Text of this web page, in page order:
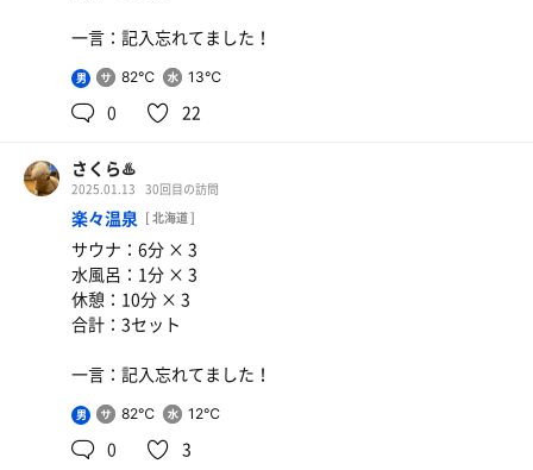
一言：記入忘れてました！
男 82℃ 13℃
0 22
さくら♨️
2025.01.13 30回目の訪問
楽々温泉 [ 北海道 ]
サウナ：6分 × 3
水風呂：1分 × 3
休憩：10分 × 3
合計：3セット
一言：記入忘れてました！
男 82℃ 12℃
0 3